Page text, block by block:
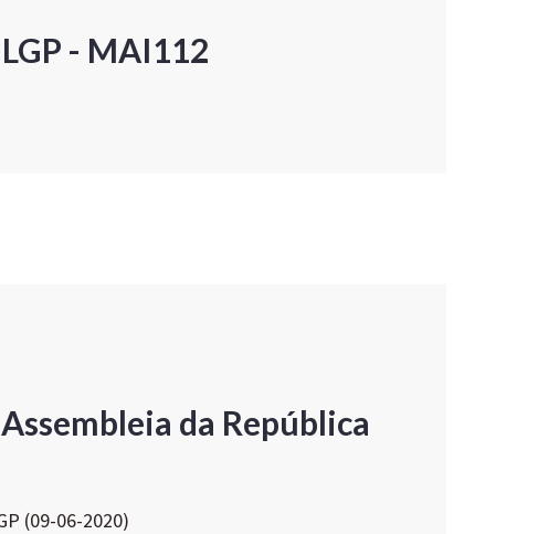
- MAI112
da República
(09-06-2020)